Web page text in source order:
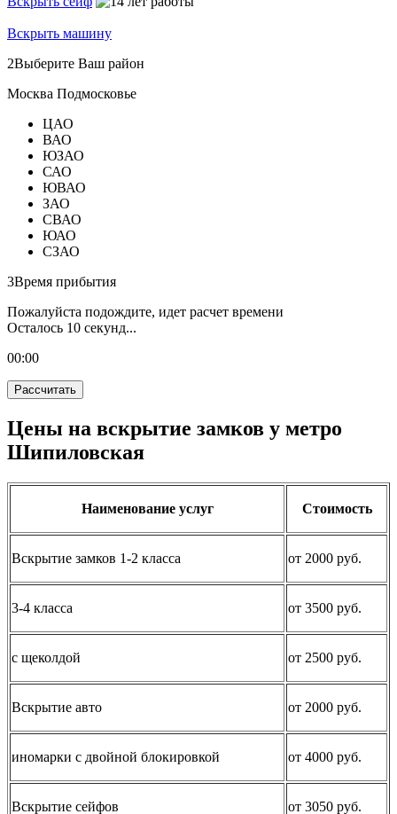
Вскрыть машину
2Выберите Ваш район
Москва Подмосковье
ЦАО
ВАО
ЮЗАО
САО
ЮВАО
ЗАО
СВАО
ЮАО
СЗАО
3Время прибытия
Пожалуйста подождите, идет расчет времени
Осталось 10 секунд...
00:00
Рассчитать
Цены на вскрытие замков у метро
Шипиловская
Наименование услуг Стоимость
Вскрытие замков 1-2 класса от 2000 руб.
3-4 класса от 3500 руб.
с щеколдой от 2500 руб.
Вскрытие авто от 2000 руб.
иномарки с двойной блокировкой от 4000 руб.
Вскрытие сейфов от 3050 руб.